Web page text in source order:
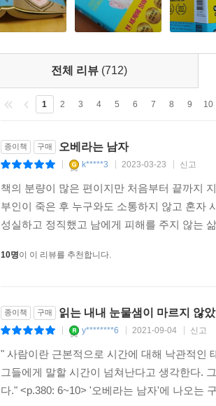
전체 리뷰 (712)
1 2 3 4 5 6 7 8 9 10
종이책 구매 오베라는 남자
k*****3 2023-03-23 신고
책의 분량이 많은 편이지만 처음부터 끝까지
부인이 죽은 후 누구와도 소통하지 않고 혼자
성실하고 정직했고 남에게 피해를 주지 않는
10명이 이 리뷰를 추천합니다.
종이책 구매 읽는 내내 눈물샘이 마르지 않
y********6 2021-09-04 신고
" 사람이란 근본적으로 시간에 대해 낙관적인
그들에게 말할 시간이 넘쳐난다고 생각한다.
다." <p.380: 6~10> '오베라는 남자'에 나오는